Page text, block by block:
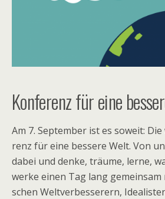
Konferenz für eine
Am 7. Sep­tem­ber ist es soweit:
renz für eine bes­sere Welt. Von
dabei und denke, träume, lerne,
werke einen Tag lang
schen Welt­ver­bes­se­rern,